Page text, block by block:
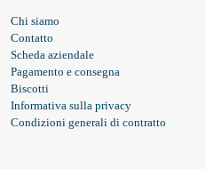
Chi siamo
Contatto
Scheda aziendale
Pagamento e consegna
Biscotti
Informativa sulla privacy
Condizioni generali di contratto